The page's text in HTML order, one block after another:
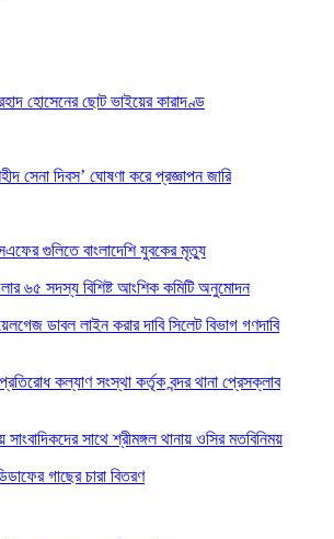
হোসেনের ছোট ভাইয়ের কারাদণ্ড
সেনা দিবস’ ঘোষণা করে প্রজ্ঞাপন জারি
গুলিতে বাংলাদেশি যুবকের মৃত্যু
৬৫ সদস্য বিশিষ্ট আংশিক কমিটি অনুমোদন
ডাবল লাইন করার দাবি সিলেট বিভাগ গণদাবি
কল্যাণ সংস্থা কর্তৃক বন্দর থানা প্রেসক্লাব
সাথে শ্রীমঙ্গল থানায় ওসির মতবিনিময়
গাছের চারা বিতরণ